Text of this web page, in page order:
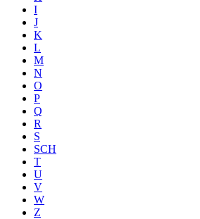
I
J
K
L
M
N
O
P
Q
R
S
SCH
T
U
V
W
Z